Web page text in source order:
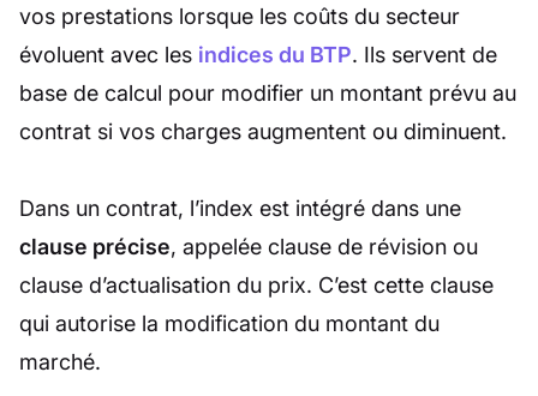
vos prestations lorsque les coûts du secteur
évoluent avec les indices du BTP. Ils servent de
base de calcul pour modifier un montant prévu au
contrat si vos charges augmentent ou diminuent.
Dans un contrat, l’index est intégré dans une
clause précise, appelée clause de révision ou
clause d’actualisation du prix. C’est cette clause
qui autorise la modification du montant du
marché.